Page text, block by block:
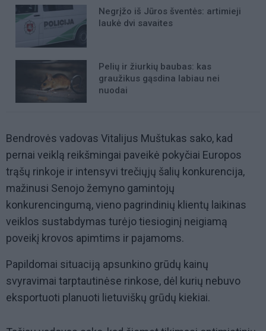
Negrįžo iš Jūros šventės: artimieji
laukė dvi savaites
Pelių ir žiurkių baubas: kas
graužikus gąsdina labiau nei
nuodai
Bendrovės vadovas Vitalijus Muštukas sako, kad
pernai veiklą reikšmingai paveikė pokyčiai Europos
trąšų rinkoje ir intensyvi trečiųjų šalių konkurencija,
mažinusi Senojo žemyno gamintojų
konkurencingumą, vieno pagrindinių klientų laikinas
veiklos sustabdymas turėjo tiesioginį neigiamą
poveikį krovos apimtims ir pajamoms.
Papildomai situaciją apsunkino grūdų kainų
svyravimai tarptautinėse rinkose, dėl kurių nebuvo
eksportuoti planuoti lietuviškų grūdų kiekiai.